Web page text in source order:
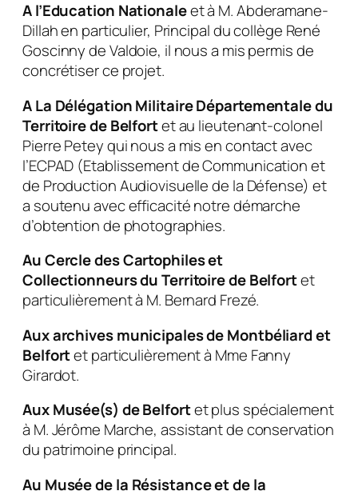
A l’Education Nationaleet à M. Abderamane-
Dillah en particulier, Principal du collège René
Goscinny de Valdoie, il nous a mis permis de
concrétiser ce projet.
A La Délégation Militaire Départementale du
Territoire de Belfortet au lieutenant-colonel
Pierre Petey qui nous a mis en contact avec
l’ECPAD (Etablissement de Communication et
de Production Audiovisuelle de la Défense) et
a soutenu avec efficacité notre démarche
d’obtention de photographies.
Au Cercle des Cartophiles et
Collectionneurs du Territoire de Belfortet
particulièrement à M. Bernard Frezé.
Aux archives municipales de Montbéliard et
Belfortet particulièrement à Mme Fanny
Girardot.
Aux Musée(s) de Belfortet plus spécialement
à M. Jérôme Marche, assistant de conservation
du patrimoine principal.
Au Musée de la Résistance et de la